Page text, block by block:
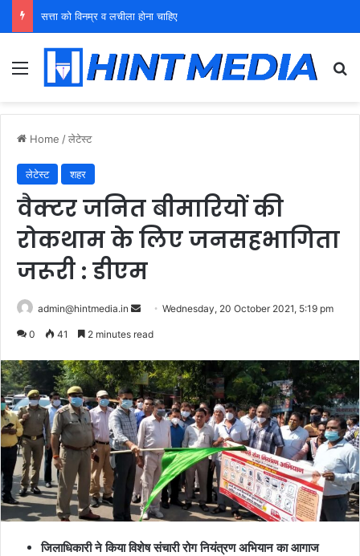
युवा शक्ति को पहचाने बूढ़ा नेतृत्व
Menu
Home /लेटेस्ट
लेटेस्ट शहर
वैक्टर जनित बीमारियों की
रोकथाम के लिए जनसहभागिता
जरूरी : डीएम
admin@hintmedia.in
SendWednesday, 20 October 2021, 5:19 pm
0 41 2 minutes read
जिलाधिकारी ने किया विशेष संचारी रोग नियंत्रण अभियान का आगाज